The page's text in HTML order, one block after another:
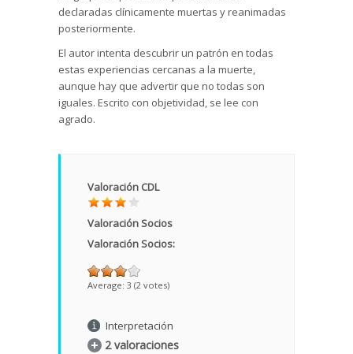
declaradas clínicamente muertas y reanimadas
posteriormente.
El autor intenta descubrir un patrón en todas
estas experiencias cercanas a la muerte,
aunque hay que advertir que no todas son
iguales. Escrito con objetividad, se lee con
agrado.
Valoración CDL
Valoración Socios
Valoración Socios:
Average: 3 (2 votes)
Interpretación
2 valoraciones